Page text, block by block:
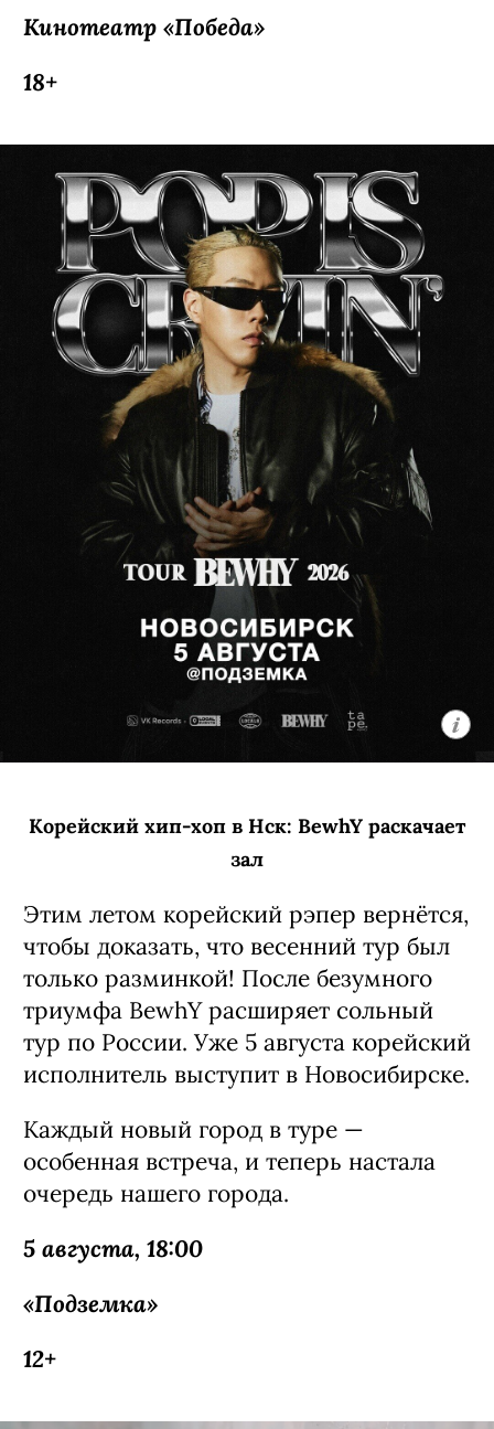
После показа состоится обсуждение
в формате видеоконференции
с кинокритиком Алексеем Хромовым.
Ждем беседу об авторском языке
Николаса Виндинга Рефна
и гипнотической визуальной эстетике.
Обсудим, как форма становится
смыслом, а исследование нарциссизма
и жестокой конкуренции превращается
в сюрреалистическую притчу о цене
безупречности.
3 августа в 19:00
Кинотеатр «Победа»